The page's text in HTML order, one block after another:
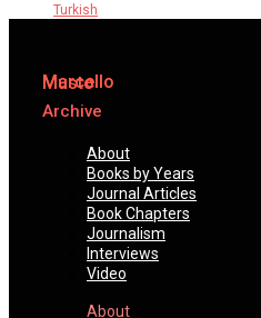
Turkish
Marcello
Musto
Archive
About
Books by Years
Journal Articles
Book Chapters
Journalism
Interviews
Video
About